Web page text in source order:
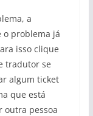
a
o problema já
isso clique
tradutor se
algum ticket
que está
outra pessoa